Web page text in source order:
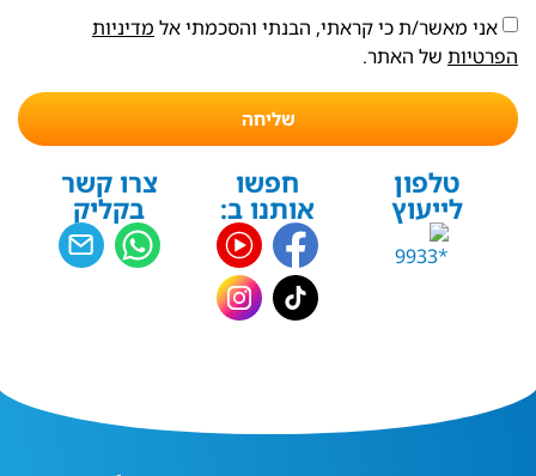
אני מאשר/ת כי קראתי, הבנתי והסכמתי אל מדיניות
הפרטיות של האתר.
שליחה
טלפון
לייעוץ
חפשו
אותנו ב:
צרו קשר
בקליק